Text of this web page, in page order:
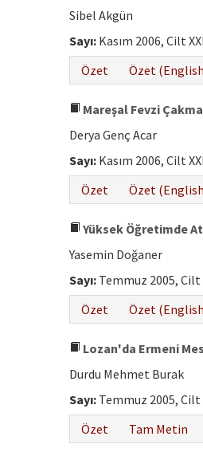
Sibel Akgün
Sayı: Kasım 2006, Cilt
Özet
Özet
Mareşal Fevzi
Derya Genç Acar
Sayı: Kasım 2006, Cilt
Özet
Özet
Yüksek Öğretimde
Yasemin Doğaner
Sayı: Temmuz 2005, Cilt
Özet
Özet
Lozan'da Ermeni
Durdu Mehmet Burak
Sayı: Temmuz 2005, Cilt
Özet
Tam Metin